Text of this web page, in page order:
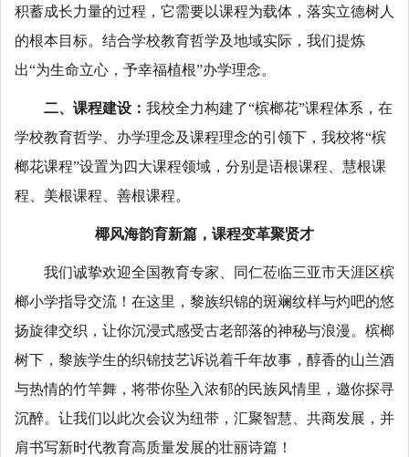
积蓄成长力量的过程，它需要以课程为载体，落实立德树人
的根本目标。结合学校教育哲学及地域实际，我们提炼
出“为生命立心，予幸福植根”办学理念。
二、课程建设： 我校全力构建了“槟榔花”课程体系，在
学校教育哲学、办学理念及课程理念的引领下，我校将“槟
榔花课程”设置为四大课程领域，分别是语根课程、慧根课
程、美根课程、善根课程。
椰风海韵育新篇，课程变革聚贤才
我们诚挚欢迎全国教育专家、同仁莅临三亚市天涯区槟
榔小学指导交流！在这里，黎族织锦的斑斓纹样与灼吧的悠
扬旋律交织，让你沉浸式感受古老部落的神秘与浪漫。槟榔
树下，黎族学生的织锦技艺诉说着千年故事，醇香的山兰酒
与热情的竹竿舞，将带你坠入浓郁的民族风情里，邀你探寻
沉醉。让我们以此次会议为纽带，汇聚智慧、共商发展，并
肩书写新时代教育高质量发展的壮丽诗篇！